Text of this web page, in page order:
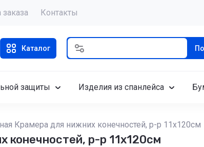
Контакты
Каталог
защиты Изделия из спанлейса
Крамера для нижних конечностей, р-р 11х120см
р-р 11х120см